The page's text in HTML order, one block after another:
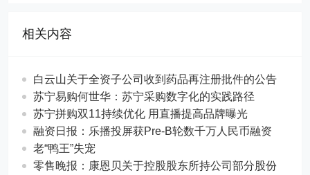
相关内容
白云山关于全资子公司收到药品再注册批件的公告
苏宁易购何世华：苏宁采购数字化的实践路径
苏宁拼购双11持续优化 用直播提高品牌曝光
融资日报：乐播投屏获Pre-B轮数千万人民币融资
老“鸭王”失宠
零售晚报：康恩贝关于控股股东所持公司部分股份